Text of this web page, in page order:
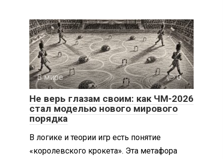
В мире 0
Не верь глазам своим: как ЧМ-2026
стал моделью нового мирового
порядка
В логике и теории игр есть понятие
«королевского крокета». Эта метафора